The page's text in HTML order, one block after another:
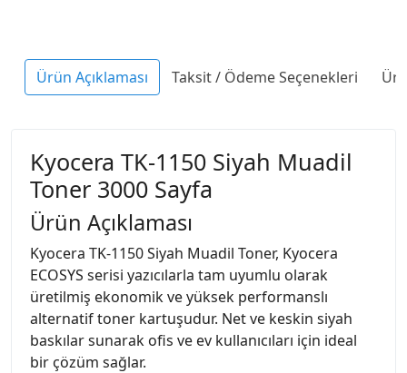
Ürün Açıklaması Taksit / Ödeme Seçenekleri
Kyocera TK-1150 Siyah Muadil
Toner 3000 Sayfa
Ürün Açıklaması
Kyocera TK-1150 Siyah Muadil Toner, Kyocera
ECOSYS serisi yazıcılarla tam uyumlu olarak
üretilmiş ekonomik ve yüksek performanslı
alternatif toner kartuşudur. Net ve keskin siyah
baskılar sunarak ofis ve ev kullanıcıları için ideal
bir çözüm sağlar.